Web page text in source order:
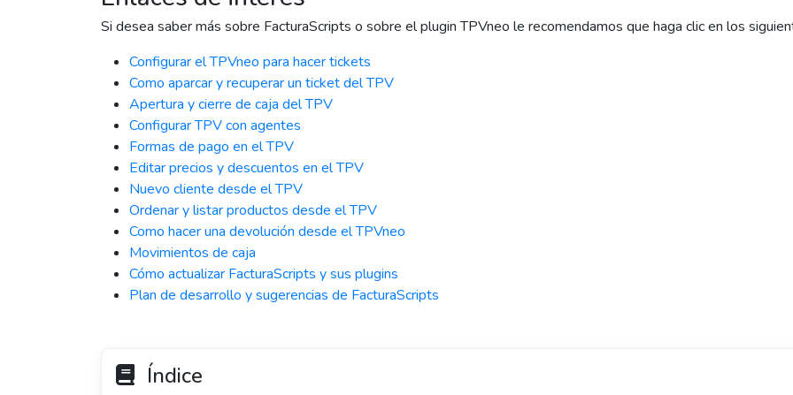
Si desea saber más sobre FacturaScripts o sobre el plugin TPVneo le recomendamos que haga clic en los
Configurar el TPVneo para hacer tickets
Como aparcar y recuperar un ticket del TPV
Apertura y cierre de caja del TPV
Configurar TPV con agentes
Formas de pago en el TPV
Editar precios y descuentos en el TPV
Nuevo cliente desde el TPV
Ordenar y listar productos desde el TPV
Como hacer una devolución desde el TPVneo
Movimientos de caja
Cómo actualizar FacturaScripts y sus plugins
Plan de desarrollo y sugerencias de FacturaScripts
Índice